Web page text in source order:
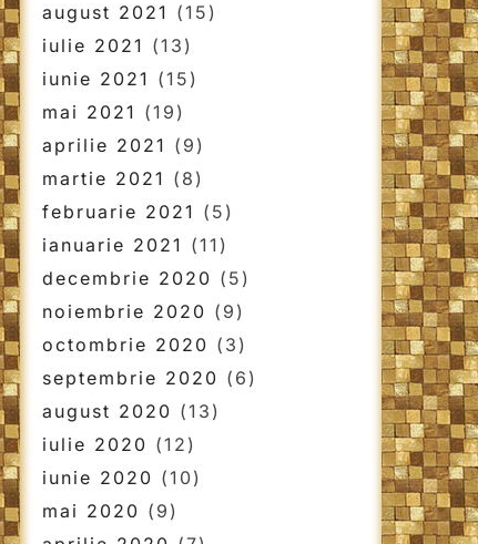
august 2021 (15)
iulie 2021 (13)
iunie 2021 (15)
mai 2021 (19)
aprilie 2021 (9)
martie 2021 (8)
februarie 2021 (5)
ianuarie 2021 (11)
decembrie 2020 (5)
noiembrie 2020 (9)
octombrie 2020 (3)
septembrie 2020 (6)
august 2020 (13)
iulie 2020 (12)
iunie 2020 (10)
mai 2020 (9)